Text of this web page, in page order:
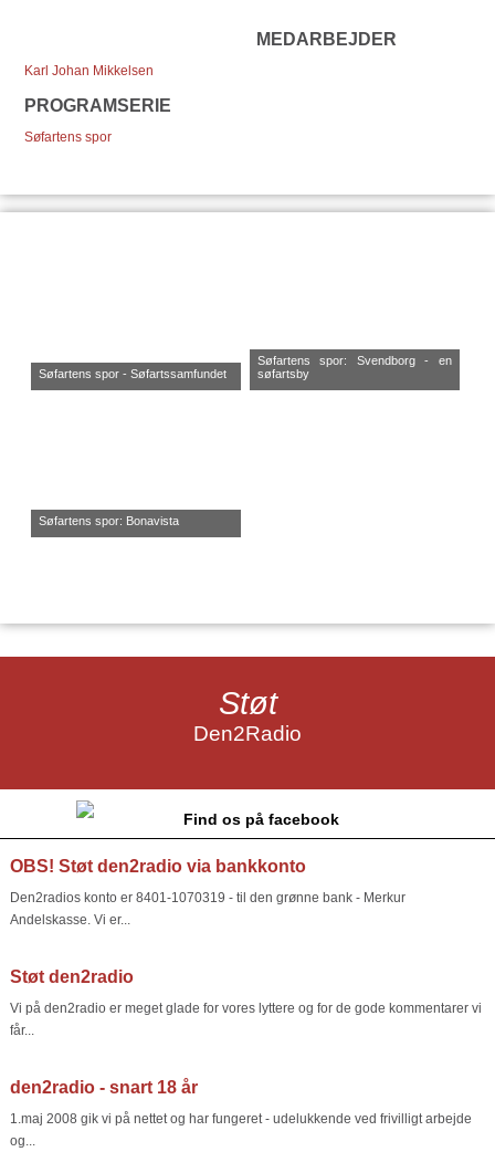
MEDARBEJDER
Karl Johan Mikkelsen
PROGRAMSERIE
Søfartens spor
Søfartens spor - Søfartssamfundet
Søfartens spor: Svendborg - en
søfartsby
Søfartens spor: Bonavista
Støt
Den2Radio
Find os på facebook
OBS! Støt den2radio via bankkonto
Den2radios konto er 8401-1070319 - til den grønne bank - Merkur
Andelskasse. Vi er...
Støt den2radio
Vi på den2radio er meget glade for vores lyttere og for de gode kommentarer vi
får...
den2radio - snart 18 år
1.maj 2008 gik vi på nettet og har fungeret - udelukkende ved frivilligt arbejde
og...